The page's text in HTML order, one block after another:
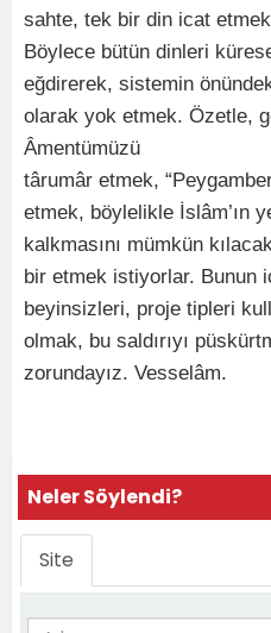
sahte, tek bir din icat
Böylece bütün dinleri
eğdirerek, sistemin
olarak yok etmek. Özetle,
Âmentümüzü
târumâr etmek,
etmek, böylelikle İslâm’ın
kalkmasını mümkün
bir etmek istiyorlar. Bunun
beyinsizleri, proje tipleri
olmak, bu saldırıyı
zorundayız. Vesselâm.
Neler Söylendi?
Site